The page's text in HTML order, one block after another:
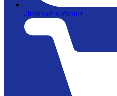
Личный кабинет